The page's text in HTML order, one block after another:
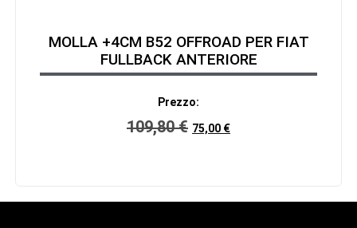
MOLLA +4CM B52 OFFROAD PER FIAT
FULLBACK ANTERIORE
Prezzo:
109,80€ 75,00 €